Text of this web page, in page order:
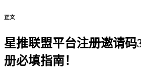
正文
星推联盟平台注册邀请码
册必填指南！